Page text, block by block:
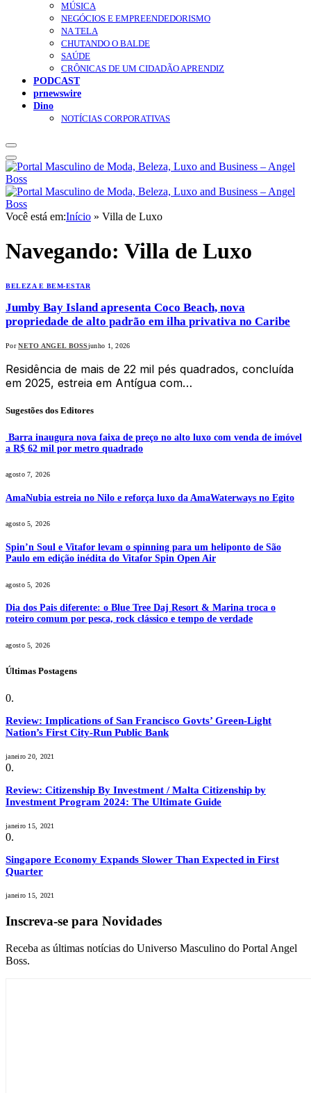
MÚSICA
NEGÓCIOS E EMPREENDEDORISMO
NA TELA
CHUTANDO O BALDE
SAÚDE
CRÔNICAS DE UM CIDADÃO APRENDIZ
PODCAST
prnewswire
Dino
NOTÍCIAS CORPORATIVAS
Você está em:Início » Villa de Luxo
Navegando: Villa de Luxo
BELEZA E BEM-ESTAR
Jumby Bay Island apresenta Coco Beach, nova
propriedade de alto padrão em ilha privativa no Caribe
Por NETO ANGEL BOSSjunho 1, 2026
Residência de mais de 22 mil pés quadrados, concluída
em 2025, estreia em Antígua com…
Sugestões dos Editores
Barra inaugura nova faixa de preço no alto luxo com venda de imóvel
a R$ 62 mil por metro quadrado
agosto 7, 2026
AmaNubia estreia no Nilo e reforça luxo da AmaWaterways no Egito
agosto 5, 2026
Spin’n Soul e Vitafor levam o spinning para um heliponto de São
Paulo em edição inédita do Vitafor Spin Open Air
agosto 5, 2026
Dia dos Pais diferente: o Blue Tree Daj Resort & Marina troca o
roteiro comum por pesca, rock clássico e tempo de verdade
agosto 5, 2026
Últimas Postagens
Review: Implications of San Francisco Govts’ Green-Light
Nation’s First City-Run Public Bank
janeiro 20, 2021
Review: Citizenship By Investment / Malta Citizenship by
Investment Program 2024: The Ultimate Guide
janeiro 15, 2021
Singapore Economy Expands Slower Than Expected in First
Quarter
janeiro 15, 2021
Inscreva-se para Novidades
Receba as últimas notícias do Universo Masculino do Portal Angel
Boss.